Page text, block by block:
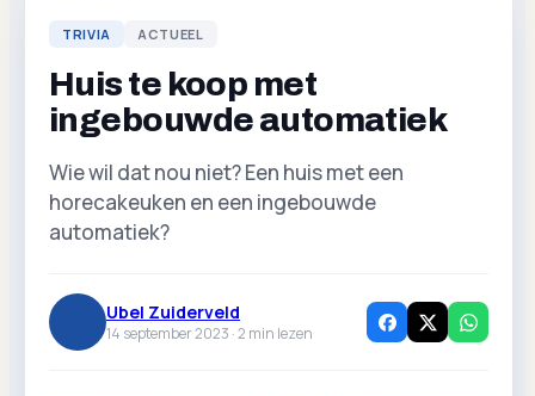
TRIVIA ACTUEEL
Huis te koop met
ingebouwde automatiek
Wie wil dat nou niet? Een huis met een
horecakeuken en een ingebouwde
automatiek?
Ubel Zuiderveld
14 september 2023 ·2 min lezen